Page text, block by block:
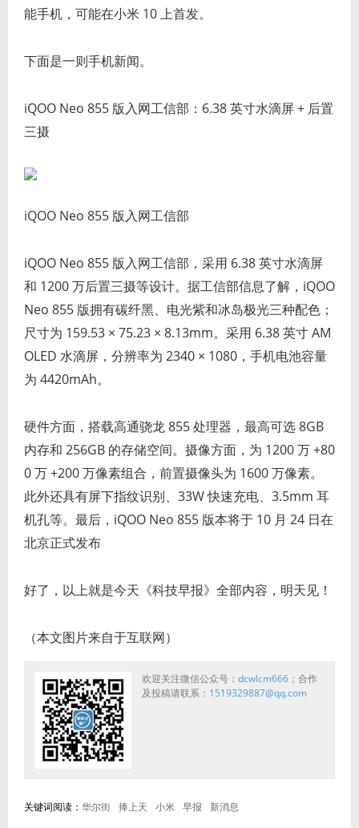
能手机，可能在小米 10 上首发。
下面是一则手机新闻。
iQOO Neo 855 版入网工信部：6.38 英寸水滴屏 + 后置
三摄
iQOO Neo 855 版入网工信部
iQOO Neo 855 版入网工信部，采用 6.38 英寸水滴屏
和 1200 万后置三摄等设计。据工信部信息了解，iQOO
Neo 855 版拥有碳纤黑、电光紫和冰岛极光三种配色；
尺寸为 159.53 × 75.23 × 8.13mm。采用 6.38 英寸 AM
OLED 水滴屏，分辨率为 2340 × 1080，手机电池容量
为 4420mAh。
硬件方面，搭载高通骁龙 855 处理器，最高可选 8GB
内存和 256GB 的存储空间。摄像方面，为 1200 万 +80
0 万 +200 万像素组合，前置摄像头为 1600 万像素。
此外还具有屏下指纹识别、33W 快速充电、3.5mm 耳
机孔等。最后，iQOO Neo 855 版本将于 10 月 24 日在
北京正式发布
好了，以上就是今天《科技早报》全部内容，明天见！
（本文图片来自于互联网）
欢迎关注微信公众号： dcwlcm666；合作
及投稿请联系： 1519329887@qq.com
关键词阅读： 华尔街 捧上天 小米 早报 新消息